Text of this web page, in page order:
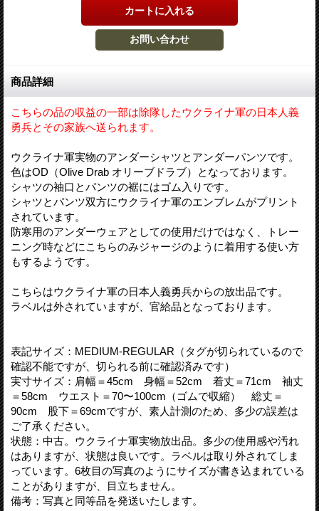
商品詳細
こちらの品の収益の一部は除隊したウクライナ軍の日本人義
勇兵とその家族へ送られます。
ウクライナ軍実物のアンダーシャツとアンダーパンツです。
色はOD（Olive Drab オリーブドラブ）となっております。
シャツの袖口とパンツの裾にはゴム入りです。
シャツとパンツ双方にウクライナ軍のエンブレムがプリント
されています。
防寒用のアンダーウェアとしての使用だけではなく、トレー
ニング時などにこちらのみジャージのように着用する使い方
もするようです。
こちらはウクライナ軍の日本人義勇兵からの放出品です。
ラベルは外されていますが、官給品となっております。
表記サイズ：MEDIUM-REGULAR（タグが切られているので
確認不能ですが、切られる前に確認済みです）
実寸サイズ：肩幅＝45cm 身幅＝52cm 着丈＝71cm 袖丈
＝58cm ウエスト＝70〜100cm（ゴムで収縮） 総丈＝
90cm 股下＝69cmですが、素人計測のため、多少の誤差は
ご了承ください。
状態：中古。ウクライナ軍実物放出品。多少の使用感や汚れ
はありますが、状態は良いです。ラベルは取り外されてしま
っています。6枚目の写真のようにサイズが書き込まれている
ことがありますが、目立ちません。
備考：写真と同等品を発送いたします。